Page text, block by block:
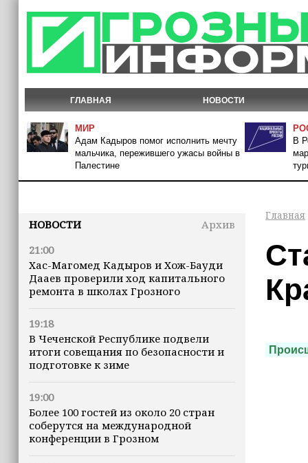
ГЛАВНАЯ НОВОСТИ
МИР
Адам Кадыров помог исполнить мечту
мальчика, пережившего ужасы войны в
Палестине
В
НОВОСТИ
Архив
21:00
Хас-Магомед Кадыров и Хож-Бауди
Дааев проверили ход капитального
ремонта в школах Грозного
19:18
В Чеченской Республике подвели
итоги совещания по безопасности и
подготовке к зиме
19:00
Более 100 гостей из около 20 стран
соберутся на международной
конференции в Грозном
Главная